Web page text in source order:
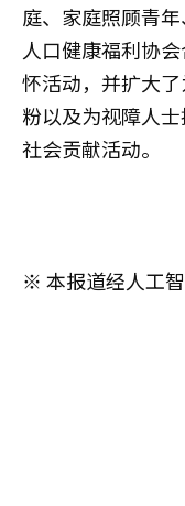
庭、家庭照顾青
人口健康福利协
怀活动，并扩大
粉以及为视障人
社会贡献活动。
※ 本报道经人工智